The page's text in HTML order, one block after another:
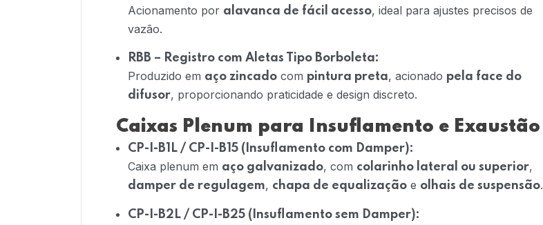
Acionamento por alavanca de fácil acesso, ideal para ajustes precisos de
vazão.
RBB – Registro com Aletas Tipo Borboleta:
Produzido em aço zincado com pintura preta, acionado pela face do
difusor, proporcionando praticidade e design discreto.
Caixas Plenum para Insuflamento e Exaustão
CP-I-B1L / CP-I-B15 (Insuflamento com Damper):
Caixa plenum em aço galvanizado, com colarinho lateral ou superior,
damper de regulagem, chapa de equalização e olhais de suspensão.
CP-I-B2L / CP-I-B25 (Insuflamento sem Damper):